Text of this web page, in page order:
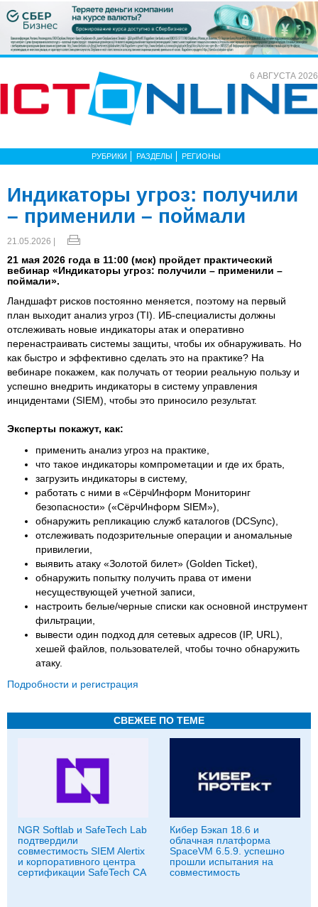
6 АВГУСТА 2026
РУБРИКИ РАЗДЕЛЫ РЕГИОНЫ
Индикаторы угроз: получили
– применили – поймали
21.05.2026 |
21 мая 2026 года в 11:00 (мск) пройдет практический
вебинар «Индикаторы угроз: получили – применили –
поймали».
Ландшафт рисков постоянно меняется, поэтому на первый
план выходит анализ угроз (TI). ИБ-специалисты должны
отслеживать новые индикаторы атак и оперативно
перенастраивать системы защиты, чтобы их обнаруживать. Но
как быстро и эффективно сделать это на практике? На
вебинаре покажем, как получать от теории реальную пользу и
успешно внедрить индикаторы в систему управления
инцидентами (SIEM), чтобы это приносило результат.
Эксперты покажут, как:
применить анализ угроз на практике,
что такое индикаторы компрометации и где их брать,
загрузить индикаторы в систему,
работать с ними в «СёрчИнформ Мониторинг
безопасности» («СёрчИнформ SIEM»),
обнаружить репликацию служб каталогов (DCSync),
отслеживать подозрительные операции и аномальные
привилегии,
выявить атаку «Золотой билет» (Golden Ticket),
обнаружить попытку получить права от имени
несуществующей учетной записи,
настроить белые/черные списки как основной инструмент
фильтрации,
вывести один подход для сетевых адресов (IP, URL),
хешей файлов, пользователей, чтобы точно обнаружить
атаку.
Подробности и регистрация
СВЕЖЕЕ ПО ТЕМЕ
NGR Softlab и SafeTech Lab
подтвердили
совместимость SIEM Alertix
и корпоративного центра
сертификации SafeTech CA
Кибер Бэкап 18.6 и
облачная платформа
SpaceVM 6.5.9. успешно
прошли испытания на
совместимость